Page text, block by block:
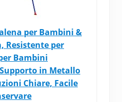
per Bambini &
Resistente per
Bambini
in Metallo
Chiare, Facile